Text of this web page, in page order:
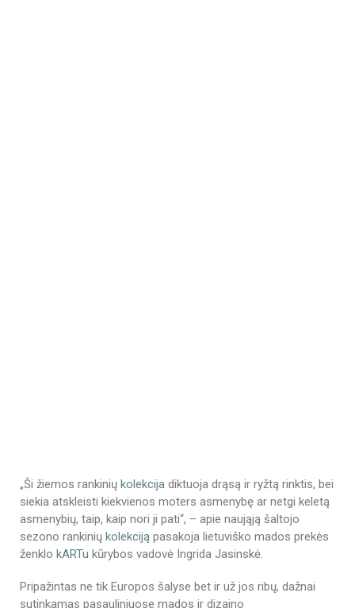
„Ši žiemos rankinių kolekcija diktuoja drąsą ir ryžtą rinktis, bei
siekia atskleisti kiekvienos moters asmenybę ar netgi keletą
asmenybių, taip, kaip nori ji pati“, – apie naująją šaltojo
sezono rankinių kolekciją pasakoja lietuviško mados prekės
ženklo kARTu kūrybos vadovė Ingrida Jasinskė.
Pripažintas ne tik Europos šalyse bet ir už jos ribų, dažnai
sutinkamas pasauliniuose mados ir dizaino